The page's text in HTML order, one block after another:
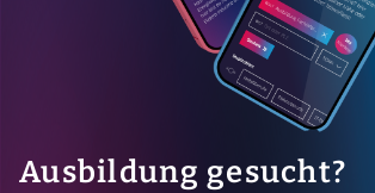
Ausbildung gesucht?